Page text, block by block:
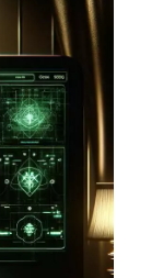
ou
ligne.
de la